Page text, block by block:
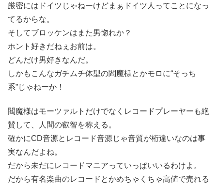
厳密にはドイツじゃねーけどまぁドイツ人ってことになっ
てるからな。
そしてブロッケンはまた男惚れか？
ホント好きだねぇお前は。
どんだけ男好きなんだ。
しかもこんなガチムチ体型の閻魔様とかモロに“そっち
系”じゃねーか！
閻魔様はモーツァルトだけでなくレコードプレーヤーも絶
賛して、人間の叡智を称える。
確かにCD音源とレコード音源じゃ音質が桁違いなのは事
実なんだよね。
だから未だにレコードマニアっていっぱいいるわけよ。
だから有名楽曲のレコードとかめちゃくちゃ高値で売れる